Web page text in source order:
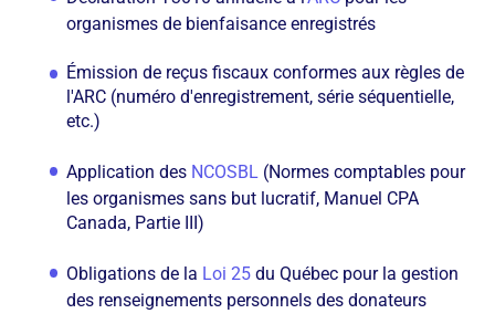
organismes de bienfaisance enregistrés
Émission de reçus fiscaux conformes aux règles de
l'ARC (numéro d'enregistrement, série séquentielle,
etc.)
Application des NCOSBL (Normes comptables pour
les organismes sans but lucratif, Manuel CPA
Canada, Partie III)
Obligations de la Loi 25 du Québec pour la gestion
des renseignements personnels des donateurs